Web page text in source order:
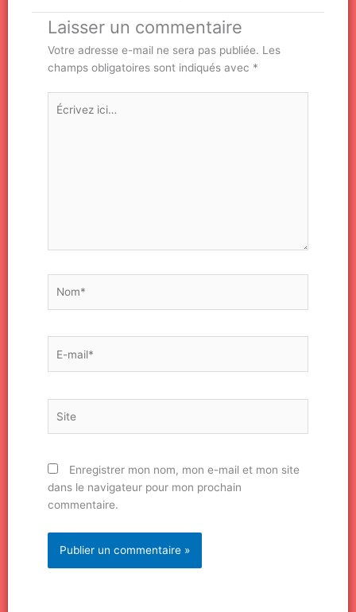
Laisser un commentaire
Votre adresse e-mail ne sera pas publiée. Les
champs obligatoires sont indiqués avec *
Écrivez
ici…
mail*
Enregistrer mon nom, mon e-mail et mon site
dans le navigateur pour mon prochain
commentaire.